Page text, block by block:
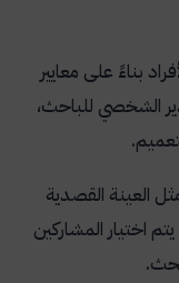
بناءً على معايير
الشخصي للباحث،
العينة القصدية
اختيار المشاركين